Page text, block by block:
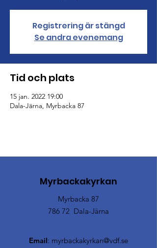
Registrering är stängd
Se andra evenemang
Tid och plats
15 jan. 2022 19:00
Dala-Järna, Myrbacka 87
Myrbackakyrkan
Myrbacka 87
786 72 Dala-Järna
Email: myrbackakyrkan@vdf.se